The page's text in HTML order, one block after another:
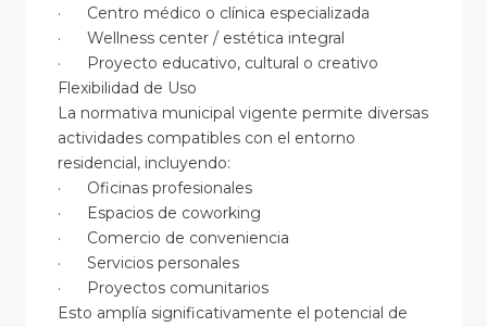
· Centro médico o clínica especializada
· Wellness center / estética integral
· Proyecto educativo, cultural o creativo
Flexibilidad de Uso
La normativa municipal vigente permite diversas
actividades compatibles con el entorno
residencial, incluyendo:
· Oficinas profesionales
· Espacios de coworking
· Comercio de conveniencia
· Servicios personales
· Proyectos comunitarios
Esto amplía significativamente el potencial de